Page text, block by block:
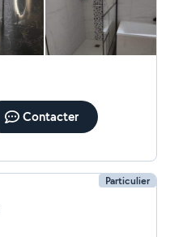
Contacter
Particulier